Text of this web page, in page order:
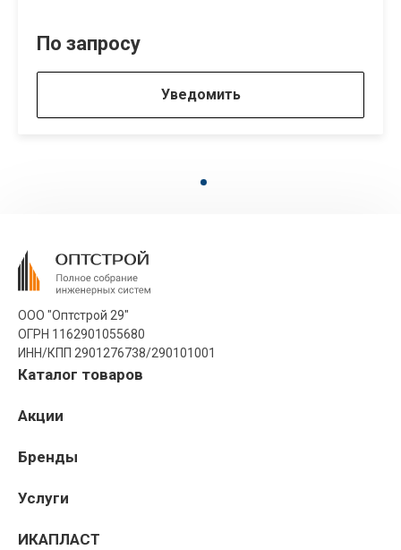
По запросу
Уведомить
ООО "Оптстрой 29"
ОГРН 1162901055680
ИНН/КПП 2901276738/290101001
Каталог товаров
Акции
Бренды
Услуги
ИКАПЛАСТ